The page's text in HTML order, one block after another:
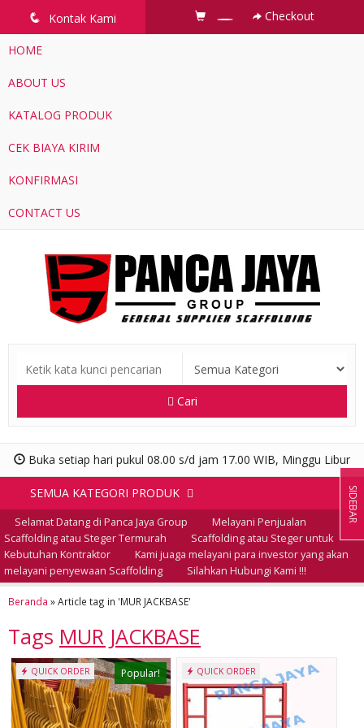
q Kontak Kami Checkout
HOME
ABOUT US
KATALOG PRODUK
CEK BIAYA KIRIM
KONFIRMASI
CONTACT US
Cari
Buka setiap hari pukul 08.00 s/d jam 17.00 WIB, Minggu Libur
SEMUA KATEGORI PRODUK
Selamat Datang di Panca Jaya Group
Melayani Penjualan
Scaffolding atau Steger Termurah
Scaffolding atau Steger untuk
Kebutuhan Kontraktor
Kami juaga melayani para investor yang akan
melayani penyewaan Scaffolding
Silahkan Hubungi Kami !!!
Beranda »Article tag in 'MUR JACKBASE'
Tags MUR JACKBASE
Popular!
QUICK ORDER QUICK ORDER
SIDEBAR